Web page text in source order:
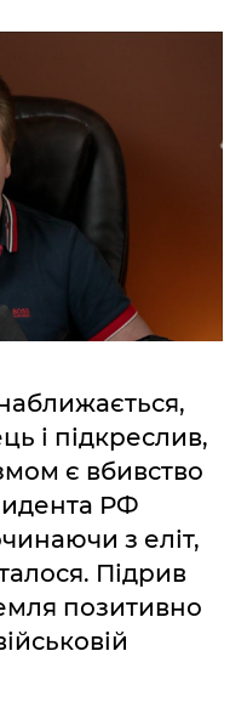
і підкреслив,
є вбивство
РФ
з еліт,
Підрив
позитивно